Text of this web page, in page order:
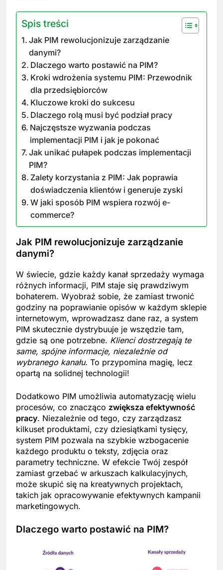
Spis treści
Jak PIM rewolucjonizuje zarządzanie
danymi?
Dlaczego warto postawić na PIM?
Kroki wdrożenia systemu PIM: Przewodnik
dla przedsiębiorców
Kluczowe kroki do sukcesu
Dlaczego rolą musi być podział pracy
Najczęstsze wyzwania podczas
implementacji PIM i jak je pokonać
Jak unikać pułapek podczas implementacji
PIM?
Zalety korzystania z PIM: Jak poprawia
doświadczenia klientów i generuje zyski
W jaki sposób PIM wspiera rozwój e-
commerce?
Jak PIM rewolucjonizuje zarządzanie
danymi?
W świecie, gdzie każdy kanał sprzedaży wymaga
różnych informacji, PIM staje się prawdziwym
bohaterem. Wyobraź sobie, że zamiast trwonić
godziny na poprawianie opisów w każdym sklepie
internetowym, wprowadzasz dane raz, a system
PIM skutecznie dystrybuuje je wszędzie tam,
gdzie są one potrzebne. Klienci dostrzegają te
same, spójne informacje, niezależnie od
wybranego kanału. To przypomina magię, lecz
opartą na solidnej technologii!
Dodatkowo PIM umożliwia automatyzację wielu
procesów, co znacząco zwiększa efektywność
pracy. Niezależnie od tego, czy zarządzasz
kilkuset produktami, czy dziesiątkami tysięcy,
system PIM pozwala na szybkie wzbogacenie
każdego produktu o teksty, zdjęcia oraz
parametry techniczne. W efekcie Twój zespół
zamiast grzebać w arkuszach kalkulacyjnych,
może skupić się na kreatywnych projektach,
takich jak opracowywanie efektywnych kampanii
marketingowych.
Dlaczego warto postawić na PIM?